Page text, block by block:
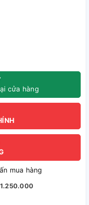
cửa hàng
mua hàng